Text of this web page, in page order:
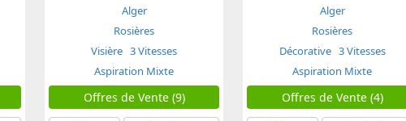
Alger
Rosières
Visière 3 Vitesses
Aspiration Mixte
Offres de Vente (9)
Alger
Rosières
Décorative 3 Vitesses
Aspiration Mixte
Offres de Vente (4)